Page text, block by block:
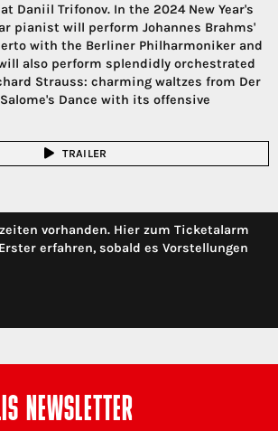
Daniil Trifonov. In the 2024 New Year's
pianist will perform Johannes Brahms'
with the Berliner Philharmoniker and
also perform splendidly orchestrated
Strauss: charming waltzes from Der
Dance with its offensive
TRAILER
vorhanden. Hier zum Ticketalarm
erfahren, sobald es Vorstellungen
NEWSLETTER